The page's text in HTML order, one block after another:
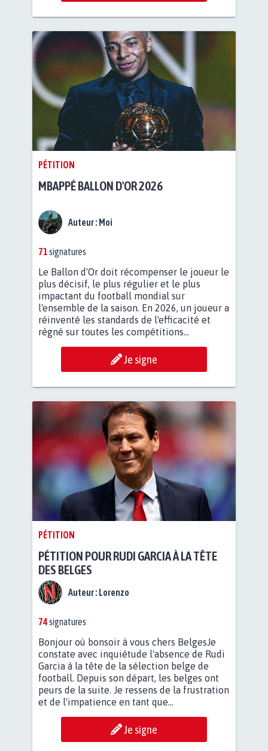
PÉTITION
MBAPPÉ BALLON D'OR 2026
Auteur : Moi
71signatures
Le Ballon d'Or doit récompenser le joueur le
plus décisif, le plus régulier et le plus
impactant du football mondial sur
l'ensemble de la saison. En 2026, un joueur a
réinventé les standards de l'efficacité et
régné sur toutes les compétitions...
Je signe
PÉTITION
PÉTITION POUR RUDI GARCIA À LA TÊTE
DES BELGES
Auteur : Lorenzo
74signatures
Bonjour où bonsoir à vous chers BelgesJe
constate avec inquiétude l'absence de Rudi
Garcia à la tête de la sélection belge de
football. Depuis son départ, les belges ont
peurs de la suite. Je ressens de la frustration
et de l'impatience en tant que...
Je signe